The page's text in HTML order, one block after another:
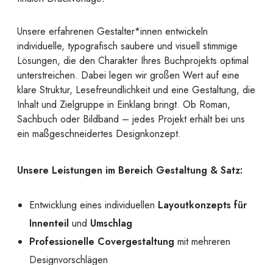
Unsere erfahrenen Gestalter*innen entwickeln
individuelle, typografisch saubere und visuell stimmige
Lösungen, die den Charakter Ihres Buchprojekts optimal
unterstreichen. Dabei legen wir großen Wert auf eine
klare Struktur, Lesefreundlichkeit und eine Gestaltung, die
Inhalt und Zielgruppe in Einklang bringt. Ob Roman,
Sachbuch oder Bildband – jedes Projekt erhält bei uns
ein maßgeschneidertes Designkonzept.
Unsere Leistungen im Bereich Gestaltung & Satz:
Entwicklung eines individuellen Layoutkonzepts für
Innenteil und Umschlag
Professionelle Covergestaltung mit mehreren
Designvorschlägen